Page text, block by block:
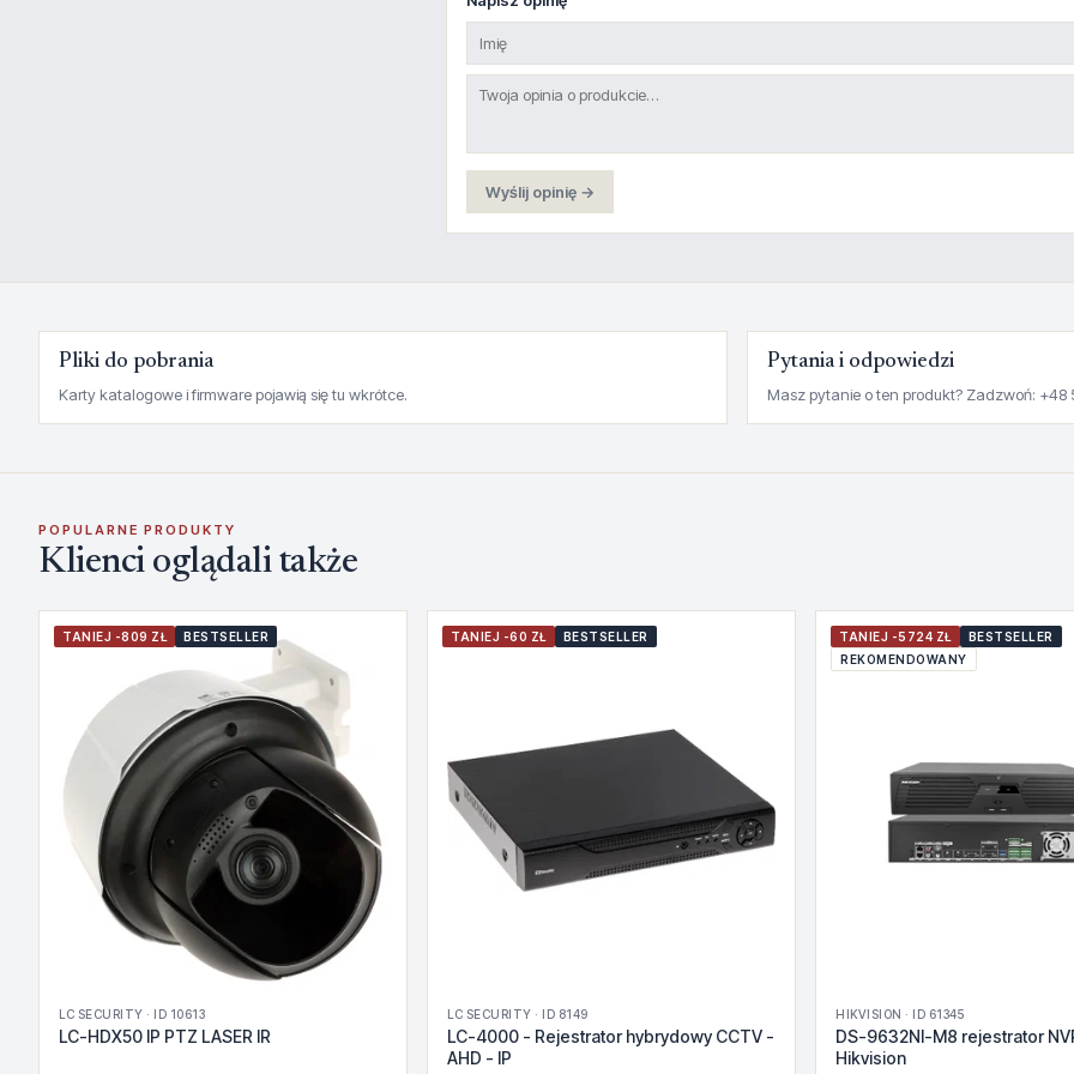
Wyślij opinię →
Pliki do pobrania
Karty katalogowe i firmware pojawią się tu wkrótce.
Pytania i odpowiedzi
Masz pytanie o ten produkt? Zadzwoń: +48
POPULARNE PRODUKTY
Klienci oglądali także
TANIEJ -809 ZŁ BESTSELLER
LC SECURITY · ID 10613
LC-HDX50 IP PTZ LASER IR
TANIEJ -60 ZŁ BESTSELLER
LC SECURITY · ID 8149
LC-4000 - Rejestrator hybrydowy CCTV -
AHD - IP
TANIEJ -5724 ZŁ
BESTSELLER
REKOMENDOWANY
HIKVISION · ID 61345
DS-9632NI-M8 rejestrator
Hikvision